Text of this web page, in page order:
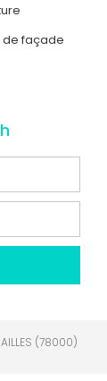
de façade
(78000)